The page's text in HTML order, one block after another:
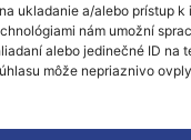
ukladanie a/alebo prístup k
nám umožní
alebo jedinečné ID na
môže nepriaznivo
Stáže a pobyty
Novinky